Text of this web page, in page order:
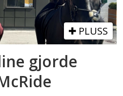
PLUSS
gjorde